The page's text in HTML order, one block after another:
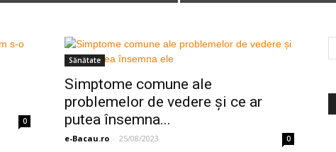
0
Sănătate
Simptome comune ale
problemelor de vedere și ce ar
putea însemna...
e-Bacau.ro - 25/08/2023 0